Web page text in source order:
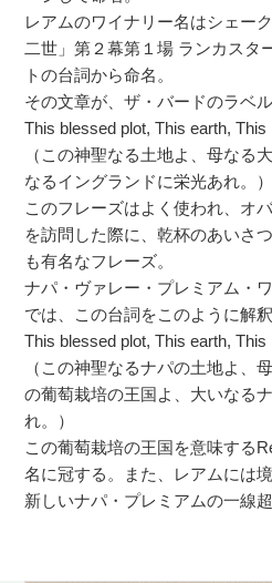
レアムのワイナリー名はシェー
二世」第２幕第１場 ランカスタ
トの台詞から命名。
その文章が、ザ・バードのラベ
This blessed plot, This earth,
（この神聖なる土地よ、母なる
なるイングランドに栄光あれ。）
このフレーズはよく使われ、オ
を訪問した際に、乾杯のあいさ
も有名なフレーズ。
ナパ・ヴァレー・プレミアム・
では、この台詞をこのように解釈
This blessed plot, This earth,
（この神聖なるナパの土地よ、
の葡萄栽培の王国よ、大いなる
れ。）
この葡萄栽培の王国を意味する
名に冠する。また、レアムには
新しいナパ・プレミアムの一線